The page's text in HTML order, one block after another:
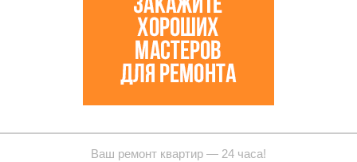
Ваш ремонт квартир — 24 часа!